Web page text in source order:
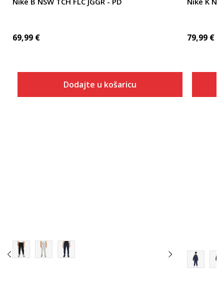
69,99 €
Dodajte u košaricu
79,99 €